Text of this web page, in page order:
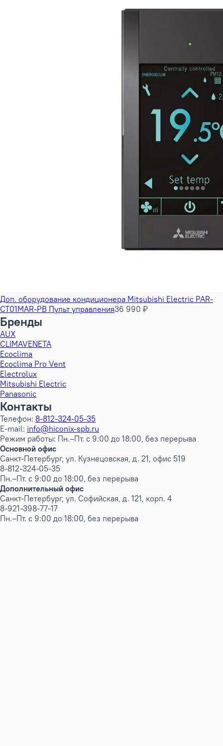
Доп. оборудование кондиционера Mitsubishi Electric PAR-
CT01MAR-PB Пульт управления36 990 ₽
Бренды
AUX
CLIMAVENETA
Ecoclima
Ecoclima Pro Vent
Electrolux
Mitsubishi Electric
Panasonic
Контакты
Телефон: 8-812-324-05-35
E-mail: info@hiconix-spb.ru
Режим работы: Пн.–Пт. с 9:00 до 18:00, без перерыва
Основной офис
Санкт-Петербург, ул. Кузнецовская, д. 21, офис 519
8-812-324-05-35
Пн.–Пт. с 9:00 до 18:00, без перерыва
Дополнительный офис
Санкт-Петербург, ул. Софийская, д. 121, корп. 4
8-921-398-77-17
Пн.–Пт. с 9:00 до 18:00, без перерыва